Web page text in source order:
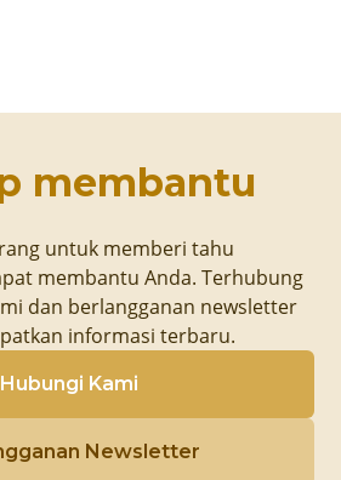
membantu
untuk memberi tahu
membantu Anda. Terhubung
dan berlangganan newsletter
informasi terbaru.
Hubungi Kami
Newsletter